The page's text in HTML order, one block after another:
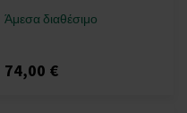
Άμεσα διαθέσιμο
74,00 €